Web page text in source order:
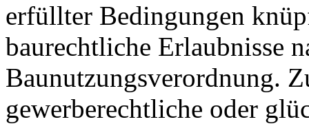
erfüllter Bedingungen
baurechtliche Erlaubnisse
Baunutzungsverordnung.
gewerberechtliche oder